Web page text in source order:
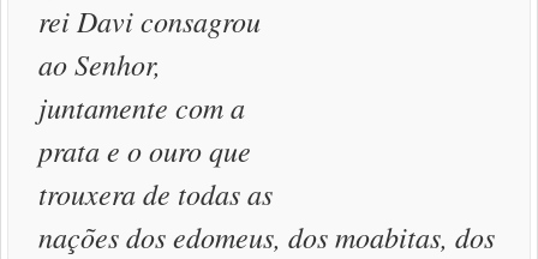
rei Davi consagrou
ao Senhor,
juntamente com a
prata e o ouro que
trouxera de todas as
nações dos edomeus, dos moabitas, dos